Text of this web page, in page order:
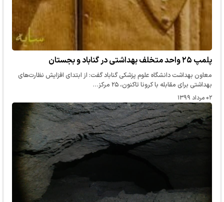
پلمپ ۲۵ واحد متخلف بهداشتی در گناباد و بجستان
معاون بهداشت دانشگاه علوم پزشکی گناباد گفت: از ابتدای افزایش نظارت‌های
بهداشتی برای مقابله با کرونا تاکنون، ۲۵ مرکز…
۰۲ مرداد ۱۳۹۹